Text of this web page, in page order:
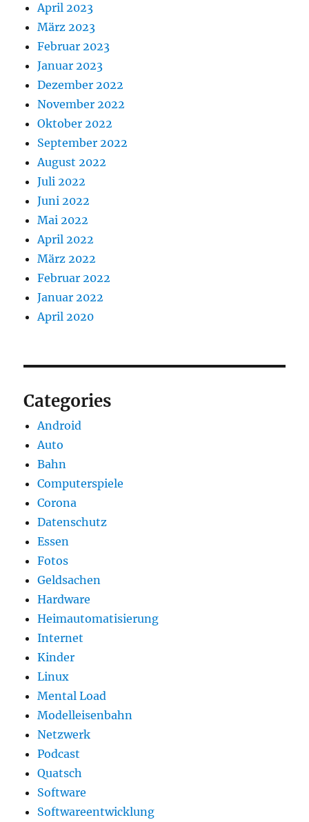
April 2023
März 2023
Februar 2023
Januar 2023
Dezember 2022
November 2022
Oktober 2022
September 2022
August 2022
Juli 2022
Juni 2022
Mai 2022
April 2022
März 2022
Februar 2022
Januar 2022
April 2020
Categories
Android
Auto
Bahn
Computerspiele
Corona
Datenschutz
Essen
Fotos
Geldsachen
Hardware
Heimautomatisierung
Internet
Kinder
Linux
Mental Load
Modelleisenbahn
Netzwerk
Podcast
Quatsch
Software
Softwareentwicklung